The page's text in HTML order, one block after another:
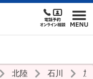
北陸 石川